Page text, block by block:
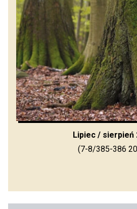
Lipiec / sierpień
(7-8/385-386